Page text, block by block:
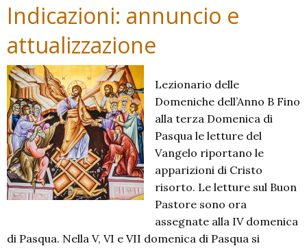
Indicazioni: annuncio e
attualizzazione
Lezionario delle
Domeniche dell’Anno B Fino
alla terza Domenica di
Pasqua le letture del
Vangelo riportano le
apparizioni di Cristo
risorto. Le letture sul Buon
Pastore sono ora
assegnate alla IV domenica
di Pasqua. Nella V, VI e VII domenica di Pasqua si